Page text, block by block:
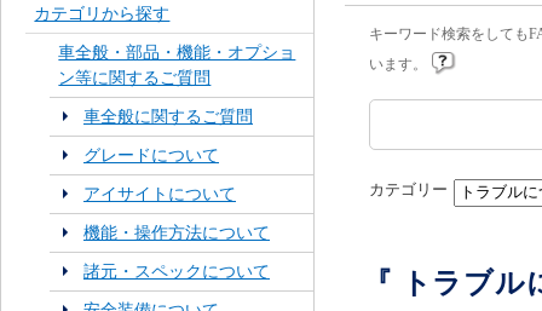
カテゴリから探す
車全般・部品・機能・オプショ
ン等に関するご質問
車全般に関するご質問
グレードについて
アイサイトについて
機能・操作方法について
諸元・スペックについて
キーワード検索をしても
います。
カテゴリー
『 トラブ